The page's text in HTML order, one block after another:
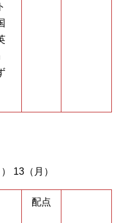
13（月）
配点